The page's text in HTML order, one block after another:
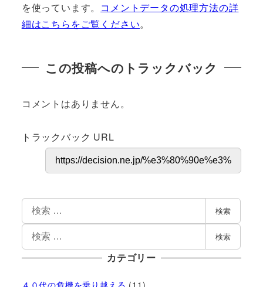
を使っています。 コメントデータの処理方法の詳
細はこちらをご覧ください。
この投稿へのトラックバック
コメントはありません。
トラックバック URL
検索
検索
カテゴリー
４０代の危機を乗り越える (11)